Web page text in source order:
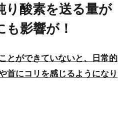
り酸素を送る量が
影響が！
とができていないと、日常的
首にコリを感じるようになり